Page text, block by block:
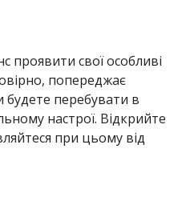
свої особливі
попереджає
будете перебувати в
настрої. Відкрийте
при цьому від